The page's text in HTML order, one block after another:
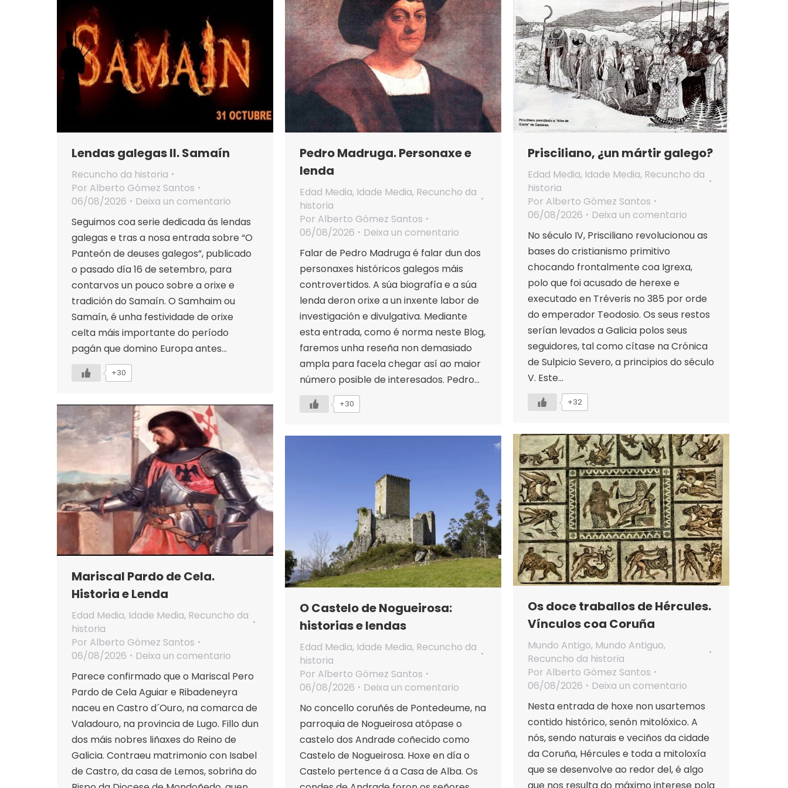
Lendas galegas II. Samaín
Recuncho da historia
Por Alberto Gómez Santos
06/08/2026
Deixa un comentario
Seguimos coa serie dedicada ás lendas
galegas e tras a nosa entrada sobre “O
Panteón de deuses galegos”, publicado
o pasado día 16 de setembro, para
contarvos un pouco sobre a orixe e
tradición do Samaín. O Samhaim ou
Samaín, é unha festividade de orixe
celta máis importante do período
pagán que domino Europa antes…
+30
Pedro Madruga. Personaxe e
lenda
Edad Media, Idade Media, Recuncho da
historia
Por Alberto Gómez Santos
06/08/2026
Deixa un comentario
Falar de Pedro Madruga é falar dun dos
personaxes históricos galegos máis
controvertidos. A súa biografía e a súa
lenda deron orixe a un inxente labor de
investigación e divulgativa. Mediante
esta entrada, como é norma neste Blog,
faremos unha reseña non demasiado
ampla para facela chegar así ao maior
número posible de interesados. Pedro…
+30
Prisciliano, ¿un mártir galego?
Edad Media, Idade Media, Recuncho da
historia
Por Alberto Gómez Santos
06/08/2026
Deixa un comentario
No século IV, Prisciliano revolucionou as
bases do cristianismo primitivo
chocando frontalmente coa Igrexa,
polo que foi acusado de herexe e
executado en Tréveris no 385 por orde
do emperador Teodosio. Os seus restos
serían levados a Galicia polos seus
seguidores, tal como cítase na Crónica
de Sulpicio Severo, a principios do século
V. Este…
+32
Mariscal Pardo de Cela.
Historia e Lenda
Edad Media, Idade Media, Recuncho da
historia
Por Alberto Gómez Santos
06/08/2026
Deixa un comentario
Parece confirmado que o Mariscal Pero
Pardo de Cela Aguiar e Ribadeneyra
naceu en Castro d´Ouro, na comarca de
Valadouro, na provincia de Lugo. Fillo dun
dos máis nobres liñaxes do Reino de
Galicia. Contraeu matrimonio con Isabel
de Castro, da casa de Lemos, sobriña do
Os doce traballos de Hércules.
Vínculos coa Coruña
Mundo Antigo, Mundo Antiguo,
Recuncho da historia
Por Alberto Gómez Santos
06/08/2026
Deixa un comentario
Nesta entrada de hoxe non usartemos
contido histórico, senón mitolóxico. A
nós, sendo naturais e veciños da cidade
da Coruña, Hércules e toda a mitoloxía
que se desenvolve ao redor del, é algo
que nos resulta do máximo interese pola
O Castelo de Nogueirosa:
historias e lendas
Edad Media, Idade Media, Recuncho da
historia
Por Alberto Gómez Santos
06/08/2026
Deixa un comentario
No concello coruñés de Pontedeume, na
parroquia de Nogueirosa atópase o
castelo dos Andrade coñecido como
Castelo de Nogueirosa. Hoxe en día o
Castelo pertence á a Casa de Alba. Os